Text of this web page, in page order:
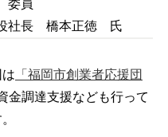
委員
社長 橋本正徳 氏
「福岡市創業者応援団
金調達支援なども行って